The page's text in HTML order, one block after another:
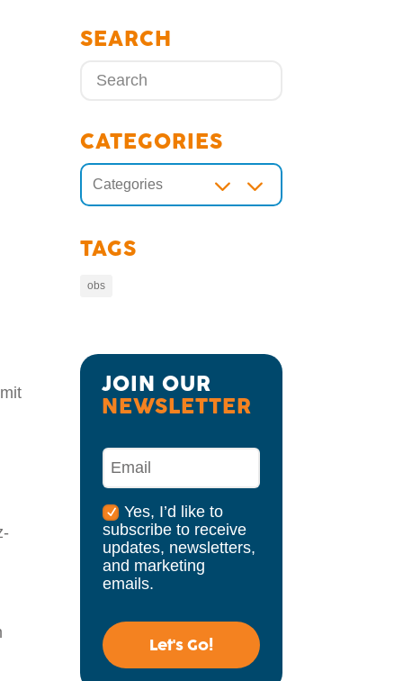
SEARCH
CATEGORIES
Categories 3
TAGS
obs
JOIN OUR
NEWSLETTER
Yes, I’d like to
subscribe to receive
updates, newsletters,
and marketing
emails.
Let's Go!